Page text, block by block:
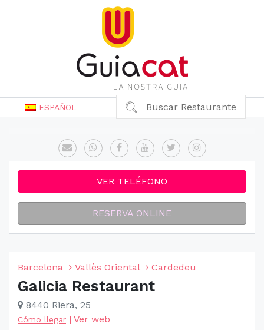
ESPAÑOL Buscar Restaurante
VER TELÉFONO
RESERVA ONLINE
Barcelona Vallès Oriental Cardedeu
Galicia Restaurant
8440 Riera, 25
Cómo llegar | Ver web